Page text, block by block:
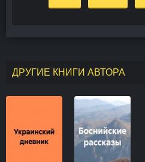
ДРУГИЕ КНИГИ АВТОРА